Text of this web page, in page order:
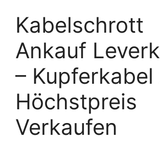
Kabelschrott
Ankauf
– Kupferkabel
Höchstpreis
Verkaufen